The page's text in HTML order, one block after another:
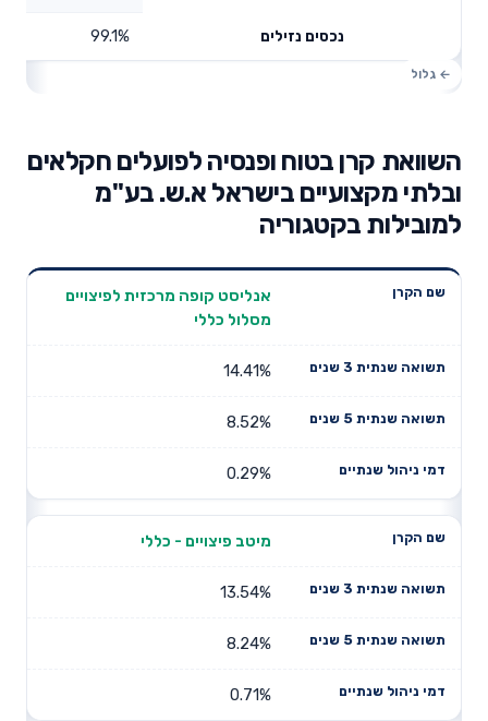
נכסים נזילים 99.1%
השוואת קרן בטוח ופנסיה לפועלים חקלאים
ובלתי מקצועיים בישראל א.ש. בע"מ
למובילות בקטגוריה
שנתית 3
תשואה
דמי ניהול
אנליסט קופה מרכזית לפיצויים
מסלול כללי
14.41%
8.52%
0.29%
מיטב פיצויים - כללי
13.54%
8.24%
0.71%